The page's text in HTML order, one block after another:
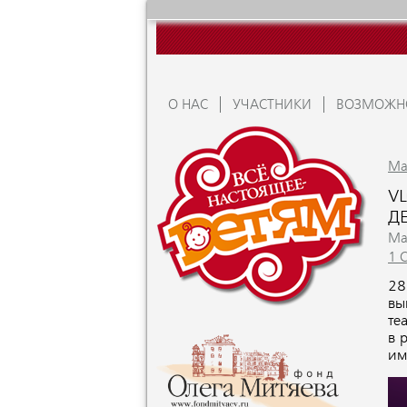
О НАС УЧАСТНИКИ
1
в